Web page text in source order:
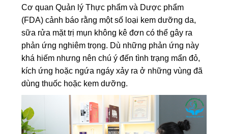
Cơ quan Quản lý Thực phẩm và Dược phẩm
(FDA) cảnh báo rằng một số loại kem dưỡng da,
sữa rửa mặt trị mụn không kê đơn có thể gây ra
phản ứng nghiêm trọng. Dù những phản ứng này
khá hiếm nhưng nên chú ý đến tình trạng mẩn đỏ,
kích ứng hoặc ngứa ngáy xảy ra ở những vùng đã
dùng thuốc hoặc kem dưỡng.